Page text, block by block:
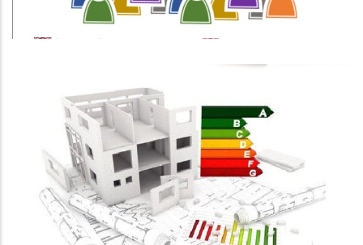
SUBVENCIONS PER A
L'ARRANJAMENT INTERIOR
D'HABITATGES ON CONVIUEN
PERSONES DE 65 ANYS O MÉS
Habitatge